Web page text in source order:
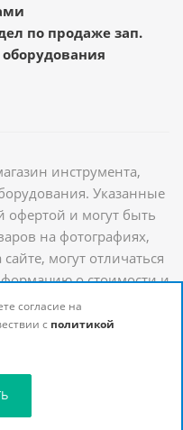
по продаже зап.
инструмента,
Указанные
офертой и могут быть
на фотографиях,
могут отличаться
о стоимости и
у наших
согласие на
с политикой